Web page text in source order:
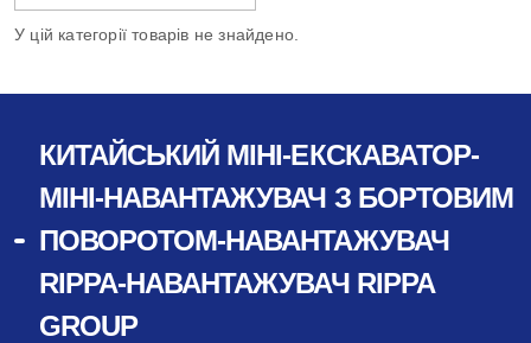
У цій категорії товарів не знайдено.
КИТАЙСЬКИЙ МІНІ-ЕКСКАВАТОР-
МІНІ-НАВАНТАЖУВАЧ З БОРТОВИМ
ПОВОРОТОМ-НАВАНТАЖУВАЧ
RIPPA-НАВАНТАЖУВАЧ RIPPA
GROUP